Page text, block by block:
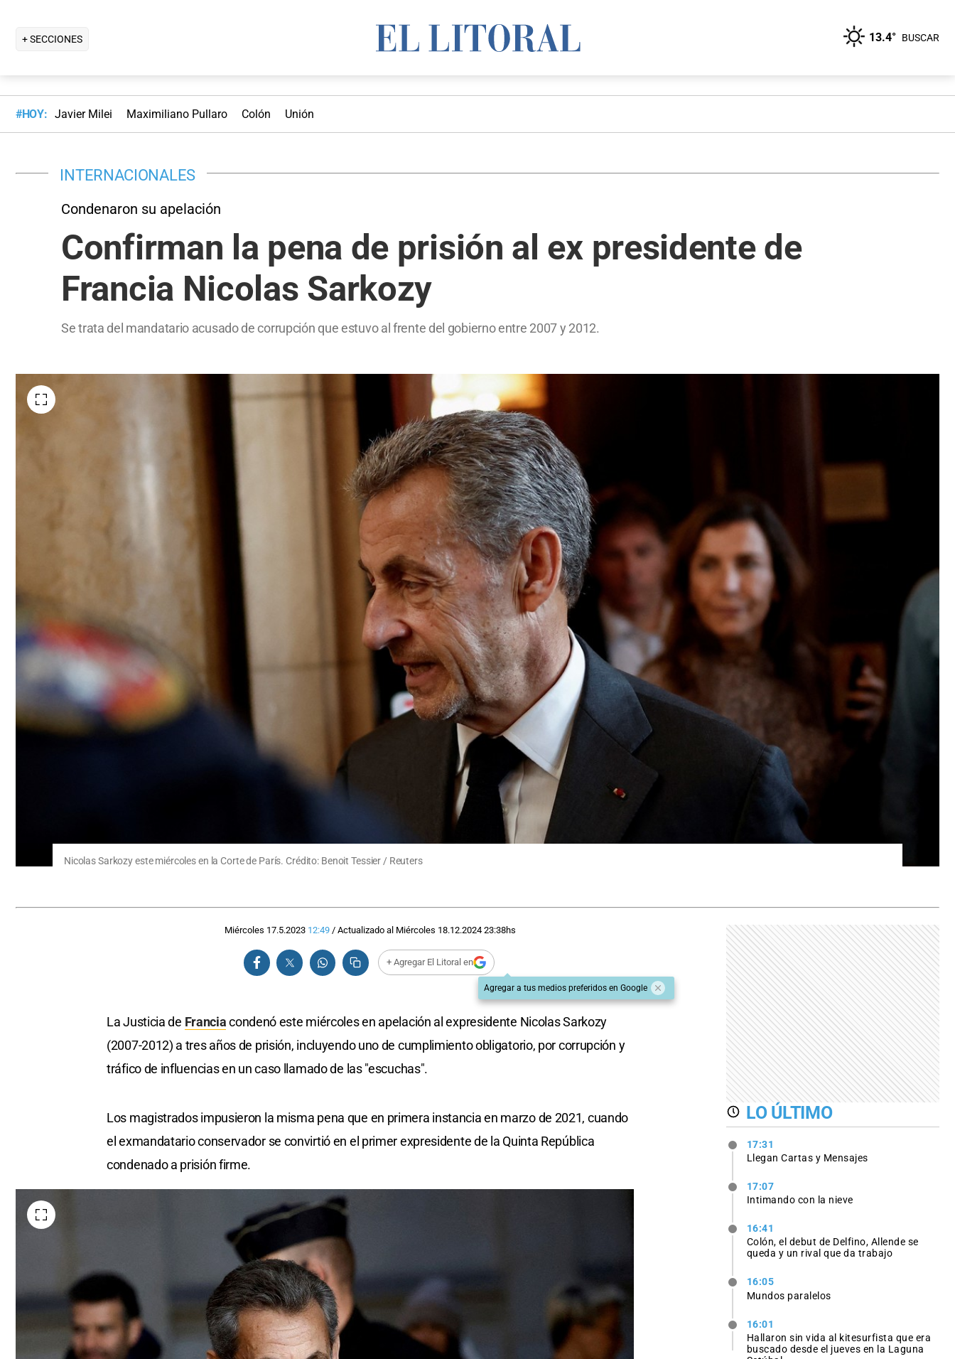
+ SECCIONES 13.4° BUSCAR
#HOY: Javier Milei Maximiliano Pullaro Colón Unión
INTERNACIONALES
Condenaron su apelación
Confirman la pena de prisión al ex presidente de
Francia Nicolas Sarkozy
Se trata del mandatario acusado de corrupción que estuvo al frente del gobierno entre 2007 y 2012.
Nicolas Sarkozy este miércoles en la Corte de París. Crédito: Benoit Tessier / Reuters
Miércoles 17.5.2023 12:49 / Actualizado al Miércoles 18.12.2024 23:38hs
+ Agregar El Litoral en
Agregar a tus medios preferidos en Google
La Justicia de Franciacondenó este miércoles en apelación al expresidente Nicolas Sarkozy
(2007-2012) a tres años de prisión, incluyendo uno de cumplimiento obligatorio, por corrupción y
tráfico de influencias en un caso llamado de las "escuchas".
Los magistrados impusieron la misma pena que en primera instancia en marzo de 2021, cuando
el exmandatario conservador se convirtió en el primer expresidente de la Quinta República
condenado a prisión firme.
LO ÚLTIMO
17:31
Llegan Cartas y Mensajes
17:07
Intimando con la nieve
16:41
Colón, el debut de Delfino, Allende se
queda y un rival que da trabajo
16:05
Mundos paralelos
16:01
Hallaron sin vida al kitesurfista que era
buscado desde el jueves en la Laguna